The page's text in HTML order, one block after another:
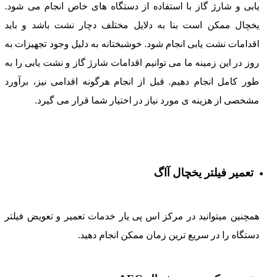
و شارژ گاز با استفاده از دستگاه های خاص انجام می شود.
ممکن است بنا به دلایل مختلف دچار نشت باشد و باید
نشت یابی انجام شود. خوشبختانه به دلیل وجود تجهیزات به
در این زمینه ما می توانیم اقدامات شارژ گاز و نشت یابی را به
کامل انجام دهیم. قبل از انجام هرگونه اقدامی نیز، برآورد
از هزینه ی مورد نیاز در اختیار شما قرار می گیرد.
تعمیر فیلتر یخچال آاگ
میتوانید در مرکز اس پی یار خدمات تعمیر و تعویض فیلتر
را در سریع ترین زمان ممکن انجام دهید.